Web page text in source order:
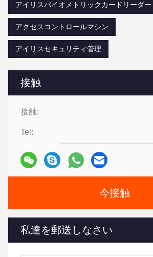
接触
接触:
Tel:
今接触
私達を郵送しなさい
アイリスバイオメトリックカードリーダー
アクセスコントロールマシン
アイリスセキュリティ管理